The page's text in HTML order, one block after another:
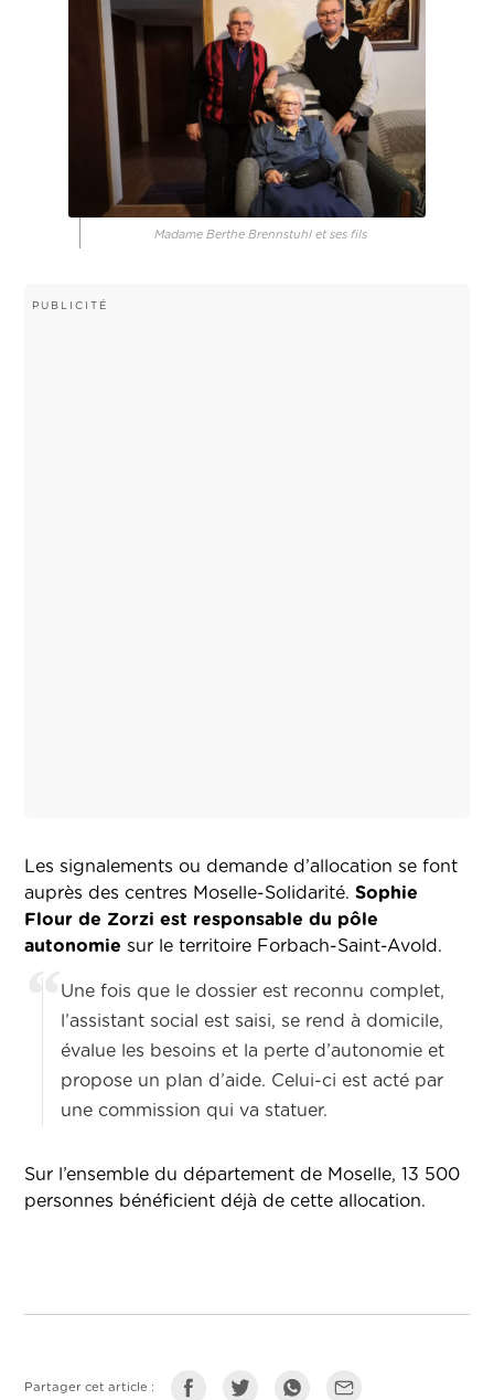
Madame Berthe Brennstuhl et ses fils
Les signalements ou demande d’allocation se font
auprès des centres Moselle-Solidarité.Sophie
Flour de Zorzi est responsable du pôle
autonomie sur le territoire Forbach-Saint-Avold.
Une fois que le dossier est reconnu complet,
l’assistant social est saisi, se rend à domicile,
évalue les besoins et la perte d’autonomie et
propose un plan d’aide. Celui-ci est acté par
une commission qui va statuer.
Sur l’ensemble du département de Moselle, 13 500
personnes bénéficient déjà de cette allocation.
Partager cet article :